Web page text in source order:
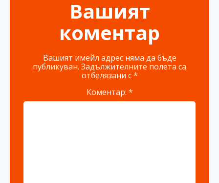
Вашият
коментар
Вашият имейл адрес няма да бъде
публикуван. Задължителните полета са
отбелязани с*
Коментар: *